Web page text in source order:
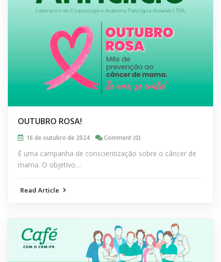
OUTUBRO ROSA!
16 de outubro de 2024 Comment (0)
É uma campanha de conscientização sobre o câncer de
mama. O objetivo…
Read Article